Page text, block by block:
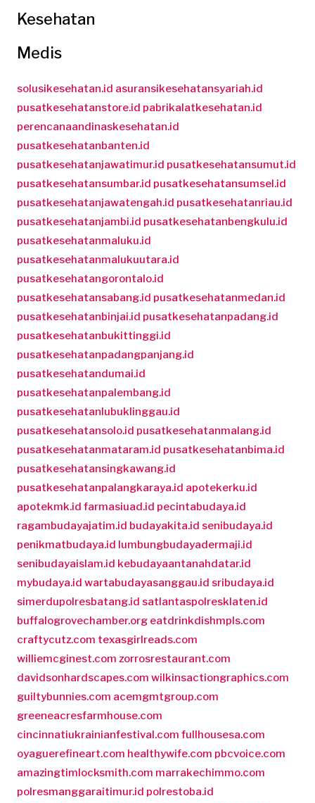
Kesehatan
Medis
solusikesehatan.id asuransikesehatansyariah.id
pusatkesehatanstore.id pabrikalatkesehatan.id
perencanaandinaskesehatan.id
pusatkesehatanbanten.id
pusatkesehatanjawatimur.id pusatkesehatansumut.id
pusatkesehatansumbar.id pusatkesehatansumsel.id
pusatkesehatanjawatengah.id pusatkesehatanriau.id
pusatkesehatanjambi.id pusatkesehatanbengkulu.id
pusatkesehatanmaluku.id
pusatkesehatanmalukuutara.id
pusatkesehatangorontalo.id
pusatkesehatansabang.id pusatkesehatanmedan.id
pusatkesehatanbinjai.id pusatkesehatanpadang.id
pusatkesehatanbukittinggi.id
pusatkesehatanpadangpanjang.id
pusatkesehatandumai.id
pusatkesehatanpalembang.id
pusatkesehatanlubuklinggau.id
pusatkesehatansolo.id pusatkesehatanmalang.id
pusatkesehatanmataram.id pusatkesehatanbima.id
pusatkesehatansingkawang.id
pusatkesehatanpalangkaraya.id apotekerku.id
apotekmk.id farmasiuad.id pecintabudaya.id
ragambudayajatim.id budayakita.id senibudaya.id
penikmatbudaya.id lumbungbudayadermaji.id
senibudayaislam.id kebudayaantanahdatar.id
mybudaya.id wartabudayasanggau.id sribudaya.id
simerdupolresbatang.id satlantaspolresklaten.id
buffalogrovechamber.org eatdrinkdishmpls.com
craftycutz.com texasgirlreads.com
williemcginest.com zorrosrestaurant.com
davidsonhardscapes.com wilkinsactiongraphics.com
guiltybunnies.com acemgmtgroup.com
greeneacresfarmhouse.com
cincinnatiukrainianfestival.com fullhousesa.com
oyaguerefineart.com healthywife.com pbcvoice.com
amazingtimlocksmith.com marrakechimmo.com
polresmanggaraitimur.id polrestoba.id